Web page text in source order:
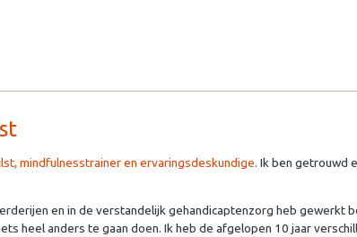
mindfulnesstrainer en ervaringsdeskundige. Ik ben getrouwd
en in de verstandelijk gehandicaptenzorg heb gewerkt
heel anders te gaan doen. Ik heb de afgelopen 10 jaar